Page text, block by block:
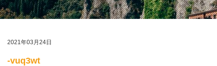
2021年03月24日
-vuq3wt